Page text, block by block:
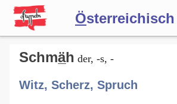
Österreichisch
Wörterbuch
Forum
Schmä̲h der, -s, -
Witz, Scherz, Spruch